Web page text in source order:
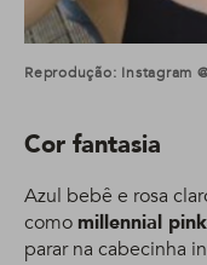
Reprodução: Instagram
Cor fantasia
Azul bebê e rosa
comomillennial pink
parar na cabecinha